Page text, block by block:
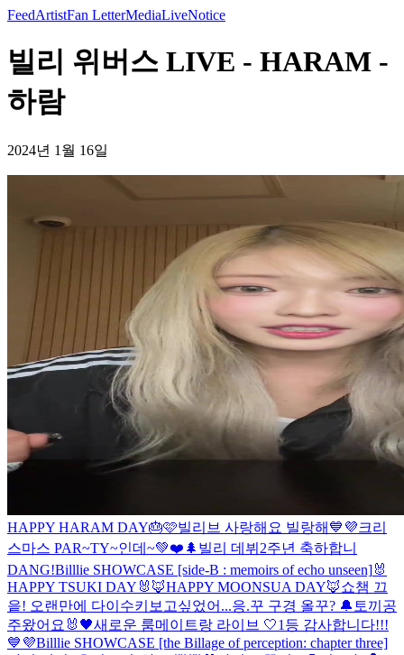
FeedArtistFan LetterMediaLiveNotice
빌리 위버스 LIVE - HARAM -
하람
2024년 1월 16일
HAPPY HARAM DAY🎂🩷빌리브 사랑해요 빌랑해💙💜크리
스마스 PAR~TY~인데~💚❤️🌲 빌리 데뷔2주년 축하합니
DANG!Billlie SHOWCASE [side-B : memoirs of echo unseen]🐰
HAPPY TSUKI DAY🐰 🦊HAPPY MOONSUA DAY🦊쇼챔 끄
읕! 오랜만에 다이수키 보고싶었어...응.꾸 구경 올꾸? 🔔 토끼공
주왔어요🐰 🖤새로운 룸메이트랑 라이브 🤍1등 감사합니다!!!
💙💜Billlie SHOWCASE [the Billage of perception: chapter three]